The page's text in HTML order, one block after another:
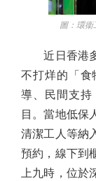
圖：環衞工
近日香港多
不打烊的「食
導、民間支持
目。當地低保
清潔工人等納
預約，線下到
上九時，位於